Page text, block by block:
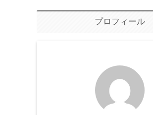
プロフィール